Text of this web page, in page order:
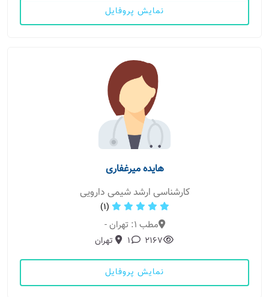
نمایش پروفایل
هایده میرغفاری
کارشناسی ارشد شیمی دارویی
(1)
مطب 1: تهران -
2167
1 تهران
نمایش پروفایل